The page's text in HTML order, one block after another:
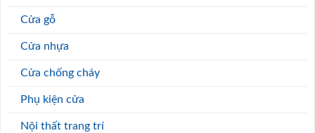
Cửa gỗ
Cửa nhựa
Cửa chống cháy
Phụ kiện cửa
Nội thất trang trí